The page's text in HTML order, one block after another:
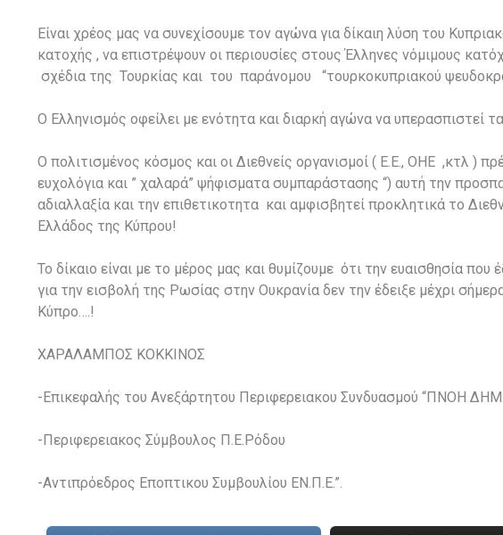
Είναι χρέος μας να συνεχίσουμε τον αγώνα για δίκαιη λύση του
κατοχής , να επιστρέψουν οι περιουσίες στους Έλληνες νόμιμους
σχέδια της Τουρκίας και του παράνομου “τουρκοκυπριακού
Ο Ελληνισμός οφείλει με ενότητα και διαρκή αγώνα να υπερασπιστεί
Ο πολιτισμένος κόσμος και οι Διεθνείς οργανισμοί ( Ε.Ε., ΟΗΕ ,κτλ )
ευχολόγια και ” χαλαρά” ψήφισματα συμπαράστασης “) αυτή την
αδιαλλαξία και την επιθετικοτητα και αμφισβητεί προκλητικά το
Ελλάδος της Κύπρου!
Το δίκαιο είναι με το μέρος μας και θυμίζουμε ότι την ευαισθησία που
για την εισβολή της Ρωσίας στην Ουκρανία δεν την έδειξε μέχρι
Κύπρο….!
ΧΑΡΑΛΑΜΠΟΣ ΚΟΚΚΙΝΟΣ
-Επικεφαλής του Ανεξάρτητου Περιφερειακου Συνδυασμού “ΠΝΟΗ
-Περιφερειακος Σύμβουλος Π.Ε.Ρόδου
-Αντιπρόεδρος Εποπτικου Συμβουλίου ΕΝ.Π.Ε.”.